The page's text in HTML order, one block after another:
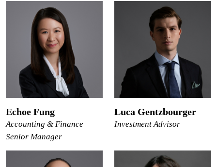
Echoe Fung
Accounting & Finance
Senior Manager
Luca Gentzbourger
Investment Advisor